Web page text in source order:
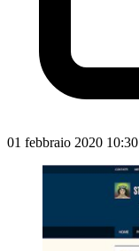
01 febbraio 2020 10:30